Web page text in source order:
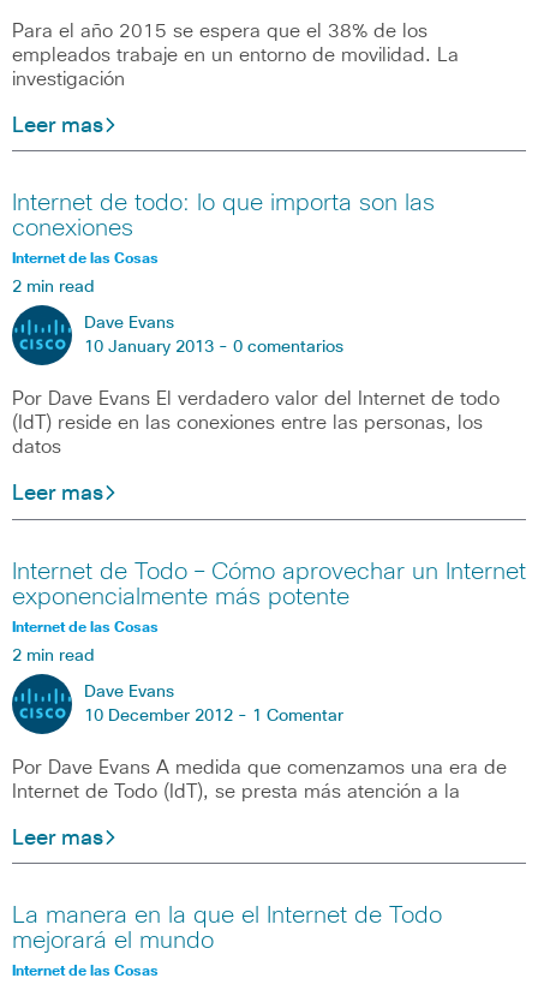
Para el año 2015 se espera que el 38% de los
empleados trabaje en un entorno de movilidad. La
investigación
Leer mas
Internet de todo: lo que importa son las
conexiones
Internet de las Cosas
2 min read
Dave Evans
10 January 2013 - 0 comentarios
Por Dave Evans El verdadero valor del Internet de todo
(IdT) reside en las conexiones entre las personas, los
datos
Leer mas
Internet de Todo – Cómo aprovechar un Internet
exponencialmente más potente
Internet de las Cosas
2 min read
Dave Evans
10 December 2012 - 1 Comentar
Por Dave Evans A medida que comenzamos una era de
Internet de Todo (IdT), se presta más atención a la
Leer mas
La manera en la que el Internet de Todo
mejorará el mundo
Internet de las Cosas